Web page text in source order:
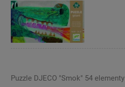
Puzzle DJECO "Smok" 54 elementy